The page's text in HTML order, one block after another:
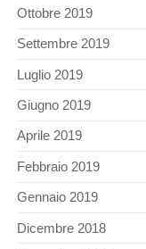
Ottobre 2019
Settembre 2019
Luglio 2019
Giugno 2019
Aprile 2019
Febbraio 2019
Gennaio 2019
Dicembre 2018